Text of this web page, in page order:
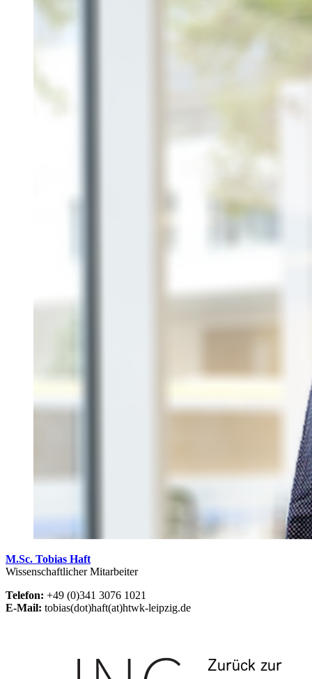
M.Sc. Tobias Haft
Wissenschaftlicher Mitarbeiter
Telefon: +49 (0)341 3076 1021
E-Mail: tobias(dot)haft(at)htwk-leipzig.de